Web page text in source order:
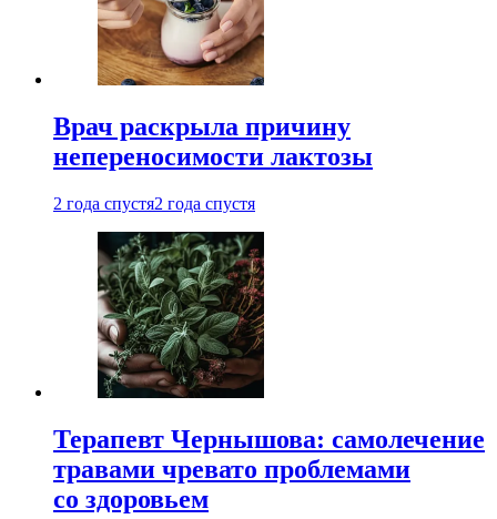
Врач раскрыла причину
непереносимости лактозы
2 года спустя2 года спустя
Терапевт Чернышова: самолечение
травами чревато проблемами
со здоровьем